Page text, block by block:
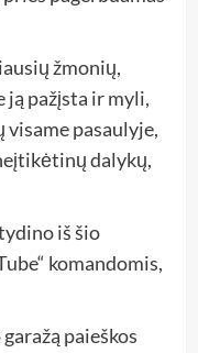
žmonių,
ją pažįsta ir myli,
pasaulyje,
dalykų,
iš šio
komandomis,
paieškos